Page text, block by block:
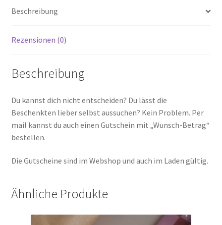
Beschreibung
Rezensionen (0)
Beschreibung
Du kannst dich nicht entscheiden? Du lässt die
Beschenkten lieber selbst aussuchen? Kein Problem. Per
mail kannst du auch einen Gutschein mit „Wunsch-Betrag“
bestellen.
Die Gutscheine sind im Webshop und auch im Laden gültig.
Ähnliche Produkte